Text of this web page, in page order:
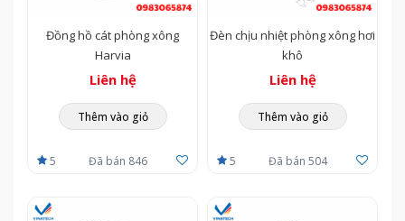
Đồng hồ cát phòng xông
Harvia
Liên hệ
Thêm vào giỏ
5 Đã bán 846
Đèn chịu nhiệt phòng xông hơi
khô
Liên hệ
Thêm vào giỏ
5 Đã bán 504